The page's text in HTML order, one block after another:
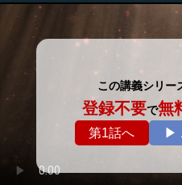
この講義シリー
登録不要で無
第1話へ ▶